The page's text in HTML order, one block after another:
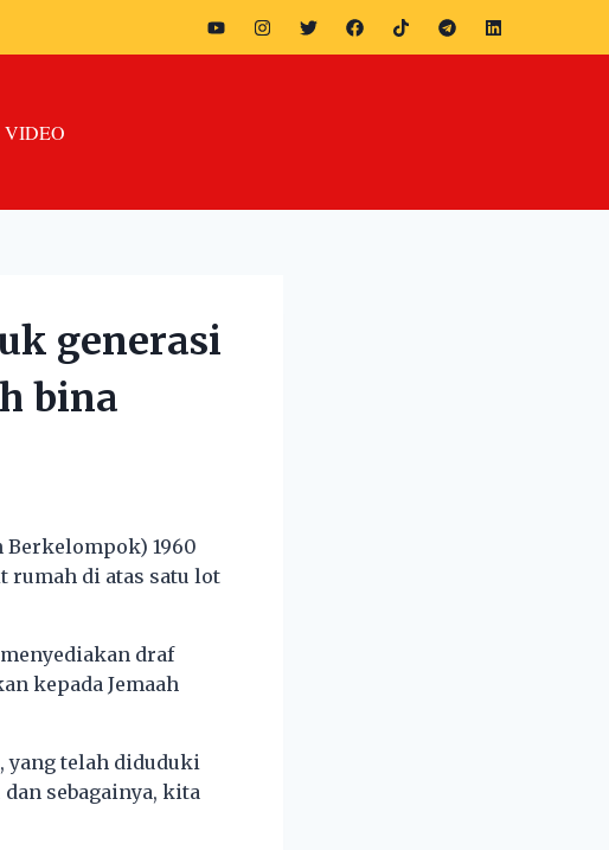
VIDEO
generasi
bina
Berkelompok) 1960
rumah di atas satu lot
draf
kepada Jemaah
yang telah diduduki
sebagainya, kita